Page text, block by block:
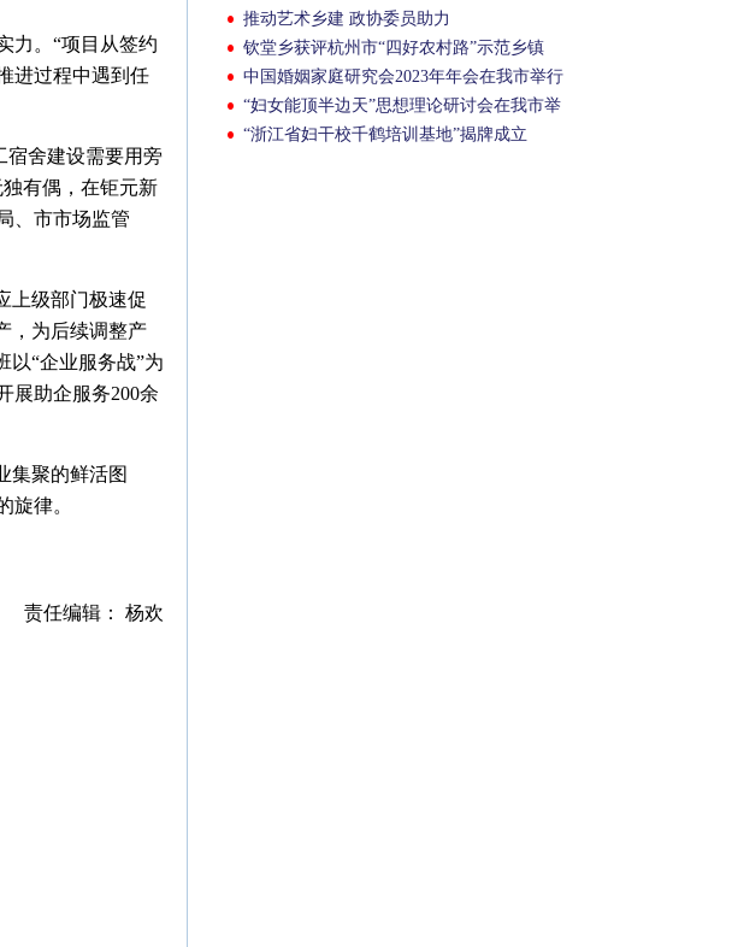
推动艺术乡建 政协委员助力
钦堂乡获评杭州市“四好农村路”示范乡镇
中国婚姻家庭研究会2023年年会在我市举行
“妇女能顶半边天”思想理论研讨会在我市举
行
“浙江省妇干校千鹤培训基地”揭牌成立
力。“项目从签约
进过程中遇到任
宿舍建设需要用旁
有偶，在钜元新
、市市场监管
上级部门极速促
，为后续调整产
以“企业服务战”为
展助企服务200余
集聚的鲜活图
旋律。
责任编辑： 杨欢